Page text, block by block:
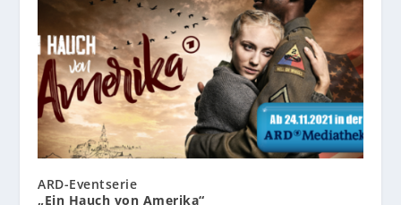
ARD-Eventserie
„Ein Hauch von Amerika“